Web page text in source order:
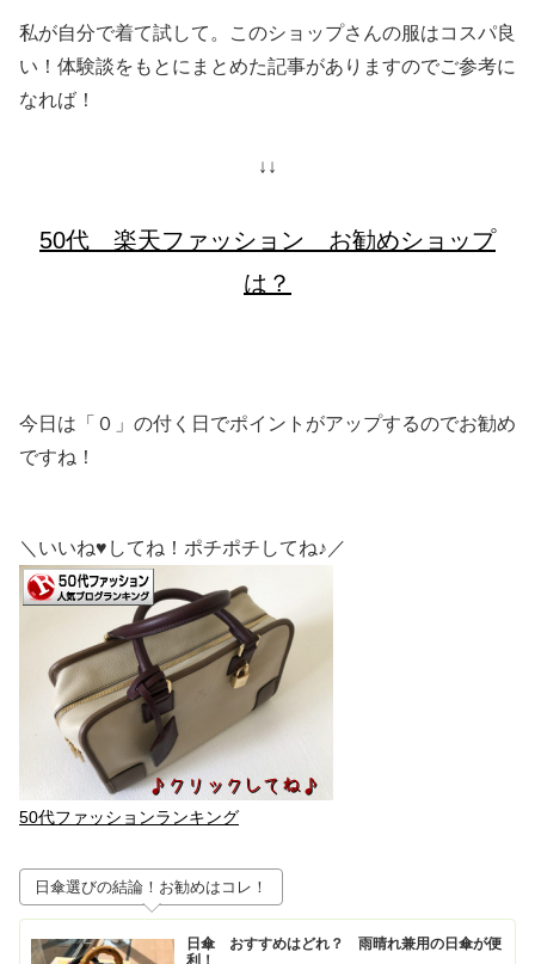
私が自分で着て試して。このショップさんの服はコスパ良
い！体験談をもとにまとめた記事がありますのでご参考に
なれば！
↓↓
50代 楽天ファッション お勧めショップ
は？
今日は「０」の付く日でポイントがアップするのでお勧め
ですね！
＼いいね♥してね！ポチポチしてね♪／
50代ファッションランキング
日傘選びの結論！お勧めはコレ！
日傘 おすすめはどれ？ 雨晴れ兼用の日傘が便
利！